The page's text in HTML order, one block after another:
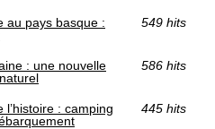
au pays basque :
549 hits
: une nouvelle
586 hits
: camping
445 hits